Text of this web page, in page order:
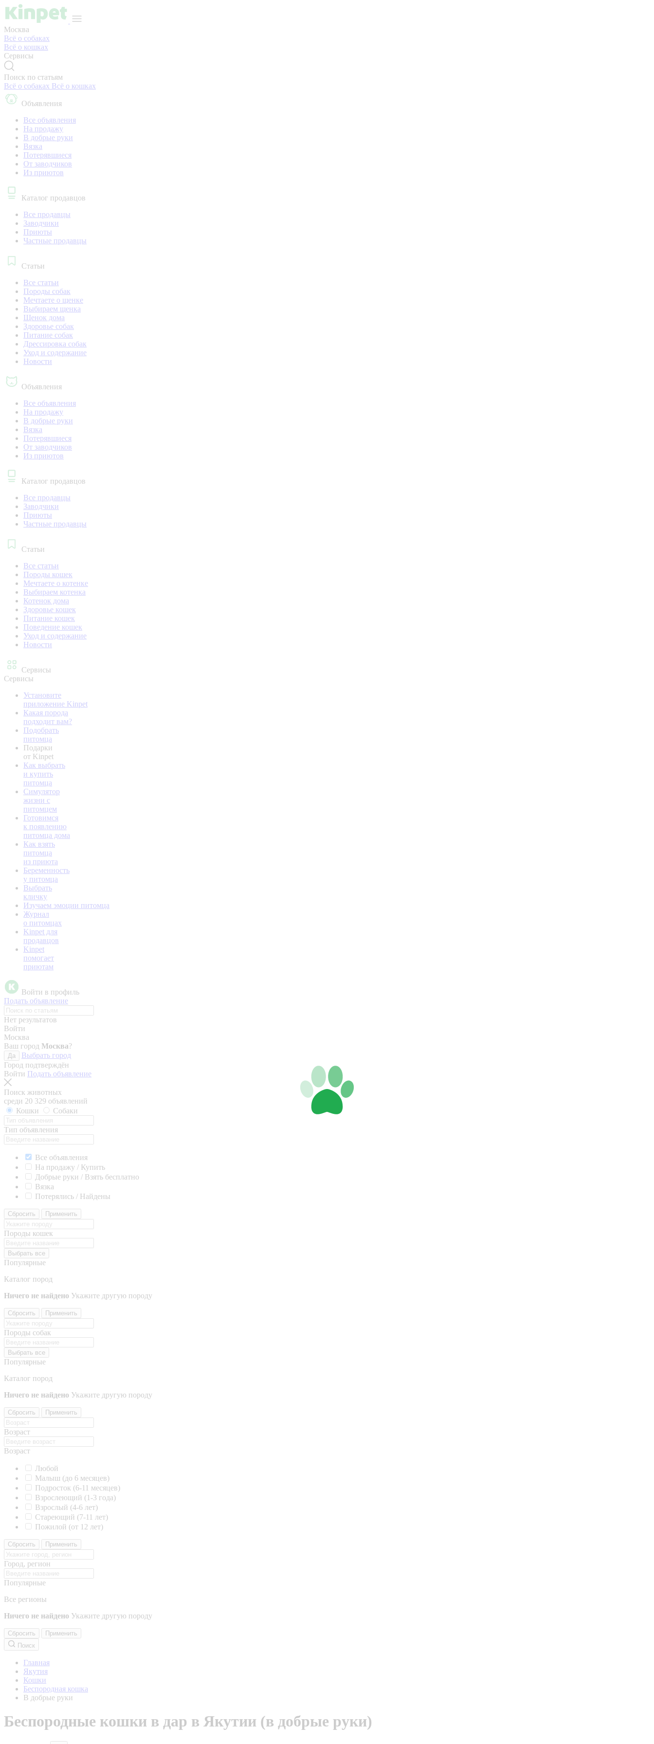
Москва
Всё о собаках
Всё о кошках
Сервисы
Поиск по статьям
Всё о собаках Всё о кошках
Объявления
Все объявления
На продажу
В добрые руки
Вязка
Потерявшиеся
От заводчиков
Из приютов
Каталог продавцов
Все продавцы
Заводчики
Приюты
Частные продавцы
Статьи
Все статьи
Породы собак
Мечтаете о щенке
Выбираем щенка
Щенок дома
Здоровье собак
Питание собак
Дрессировка собак
Уход и содержание
Новости
Объявления
Все объявления
На продажу
В добрые руки
Вязка
Потерявшиеся
От заводчиков
Из приютов
Каталог продавцов
Все продавцы
Заводчики
Приюты
Частные продавцы
Статьи
Все статьи
Породы кошек
Мечтаете о котенке
Выбираем котенка
Котенок дома
Здоровье кошек
Питание кошек
Поведение кошек
Уход и содержание
Новости
Сервисы
Сервисы
Установите
приложение Kinpet
Какая порода
подходит вам?
Подобрать
питомца
Подарки
от Kinpet
Как выбрать
и купить
питомца
Симулятор
жизни с
питомцем
Готовимся
к появлению
питомца дома
Как взять
питомца
из приюта
Беременность
у питомца
Выбрать
кличку
Изучаем эмоции питомца
Журнал
о питомцах
Kinpet для
продавцов
Kinpet
помогает
приютам
Войти в профиль
Подать объявление
Нет результатов
Войти
Москва
Ваш город Москва?
Да
Выбрать город
Город подтверждён
Войти Подать объявление
Поиск животных
среди 20 329 объявлений
Кошки
Собаки
Тип объявления
Все объявления
На продажу / Купить
Добрые руки / Взять бесплатно
Вязка
Потерялись / Найдены
Сбросить Применить
Породы кошек
Выбрать все
Популярные
Каталог пород
Ничего не найдено Укажите другую породу
Сбросить Применить
Породы собак
Выбрать все
Популярные
Каталог пород
Ничего не найдено Укажите другую породу
Сбросить Применить
Возраст
Возраст
Любой
Малыш (до 6 месяцев)
Подросток (6-11 месяцев)
Взрослеющий (1-3 года)
Взрослый (4-6 лет)
Стареющий (7-11 лет)
Пожилой (от 12 лет)
Сбросить Применить
Город, регион
Популярные
Все регионы
Ничего не найдено Укажите другую породу
Сбросить
Применить
Поиск
Главная
Якутия
Кошки
Беспородная кошка
В добрые руки
Беспородные кошки в дар в Якутии (в добрые руки)